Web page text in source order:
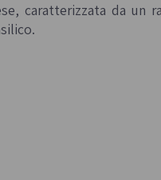
caratterizzata da un